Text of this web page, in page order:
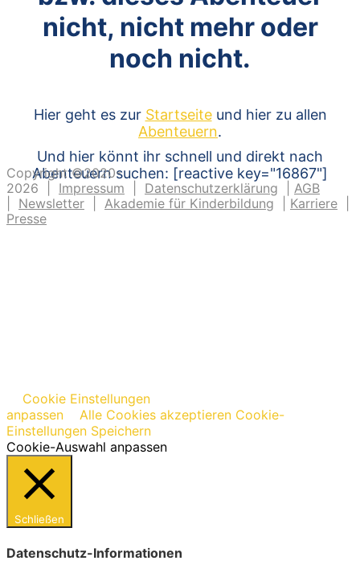
nicht, nicht mehr oder
noch nicht.
Hier geht es zur Startseiteund hier zu allen
Abenteuern.
Und hier könnt ihr schnell und direkt nach
Abenteuern suchen: [reactive key="16867"]
Copyright ©2020-
2026 | Impressum Datenschutzerklärung
AGB
Newsletter Akademie für Kinderbildung Karriere
Presse
Cookie Einstellungen
anpassen
Alle Cookies akzeptieren Cookie-
Einstellungen Speichern
Cookie-Auswahl anpassen
Schließen
Datenschutz-Informationen